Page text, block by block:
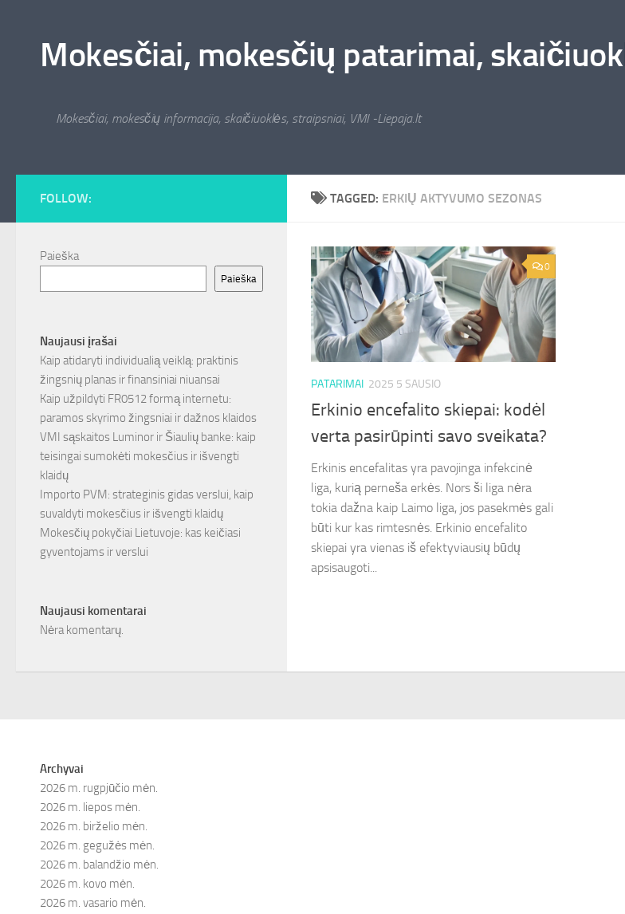
Mokesčiai, mokesčių patarimai,
Mokesčiai, mokesčių informacija, skaičiuoklės, straipsniai, VMI -Liepaja.lt
TAGGED: ERKIŲ AKTYVUMO SEZONAS
0
PATARIMAI 2025 5 SAUSIO
Erkinio encefalito skiepai: kodėl
verta pasirūpinti savo sveikata?
Erkinis encefalitas yra pavojinga infekcinė
liga, kurią perneša erkės. Nors ši liga nėra
tokia dažna kaip Laimo liga, jos pasekmės gali
būti kur kas rimtesnės. Erkinio encefalito
skiepai yra vienas iš efektyviausių būdų
apsisaugoti...
FOLLOW:
Paieška
Paieška
Naujausi įrašai
Kaip atidaryti individualią veiklą: praktinis
žingsnių planas ir finansiniai niuansai
Kaip užpildyti FR0512 formą internetu:
paramos skyrimo žingsniai ir dažnos klaidos
VMI sąskaitos Luminor ir Šiaulių banke: kaip
teisingai sumokėti mokesčius ir išvengti
klaidų
Importo PVM: strateginis gidas verslui, kaip
suvaldyti mokesčius ir išvengti klaidų
Mokesčių pokyčiai Lietuvoje: kas keičiasi
gyventojams ir verslui
Naujausi komentarai
Nėra komentarų.
Archyvai
2026 m. rugpjūčio mėn.
2026 m. liepos mėn.
2026 m. birželio mėn.
2026 m. gegužės mėn.
2026 m. balandžio mėn.
2026 m. kovo mėn.
2026 m. vasario mėn.